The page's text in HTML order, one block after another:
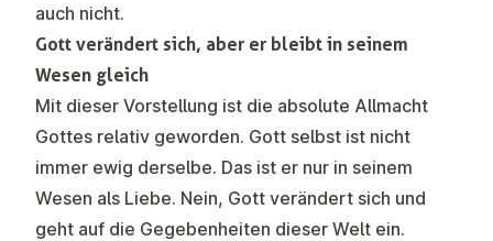
auch nicht.
Gott verändert sich, aber er bleibt in seinem
Wesen gleich
Mit dieser Vorstellung ist die absolute Allmacht
Gottes relativ geworden. Gott selbst ist nicht
immer ewig derselbe. Das ist er nur in seinem
Wesen als Liebe. Nein, Gott verändert sich und
geht auf die Gegebenheiten dieser Welt ein.